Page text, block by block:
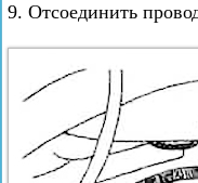
9. Отсоединить